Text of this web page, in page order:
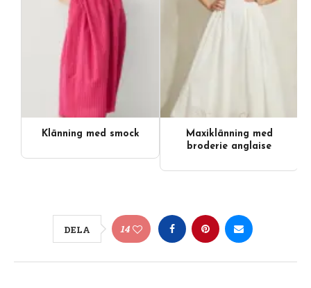
Klänning med smock
Maxiklänning med
broderie anglaise
DELA 14